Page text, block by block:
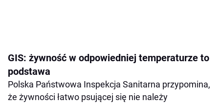
GIS: żywność w odpowiedniej temperaturze to
podstawa
Polska Państwowa Inspekcja Sanitarna przypomina,
że żywności łatwo psującej się nie należy